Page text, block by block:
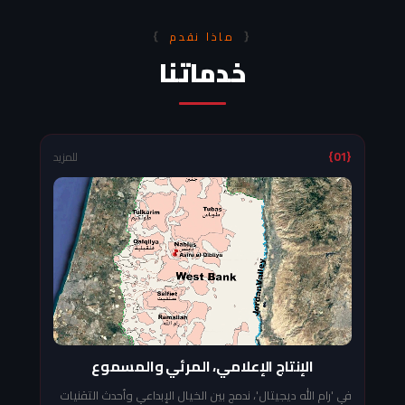
{ ماذا نقدم }
خدماتنا
{01} للمزيد
الإنتاج الإعلامي، المرئي والمسموع
في 'رام الله ديجيتال'، ندمج بين الخيال الإبداعي وأحدث التقنيات